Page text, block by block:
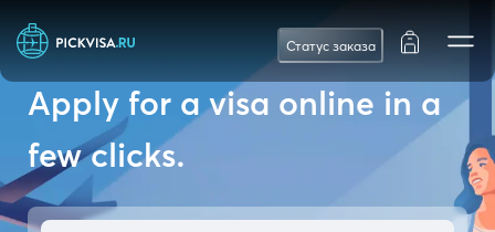
Статус заказа
Apply for a visa online in a
few clicks.